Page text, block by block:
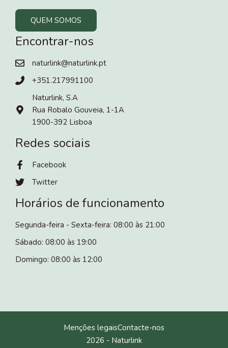
QUEM SOMOS
Encontrar-nos
naturlink@naturlink.pt
+351.217991100
Naturlink, S.A
Rua Robalo Gouveia, 1-1A
1900-392 Lisboa
Redes sociais
Facebook
Twitter
Horários de funcionamento
Segunda-feira - Sexta-feira: 08:00 às 21:00
Sábado: 08:00 às 19:00
Domingo: 08:00 às 12:00
2026 - Naturlink
Menções legaisContacte-nos